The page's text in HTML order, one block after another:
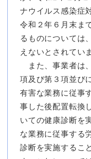
ナウイルス感染症
令和２年６月末ま
るものについては
えないとされてい
また、事業者は
項及び第３項並び
有害な業務に従事
事した後配置転換
いての健康診断を
な業務に従事する
診断を実施するこ